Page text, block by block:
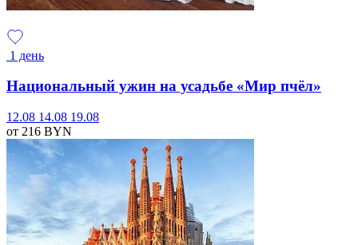
1 день
Национальный ужин на усадьбе «Мир пчёл»
12.08 14.08 19.08
от 216 BYN